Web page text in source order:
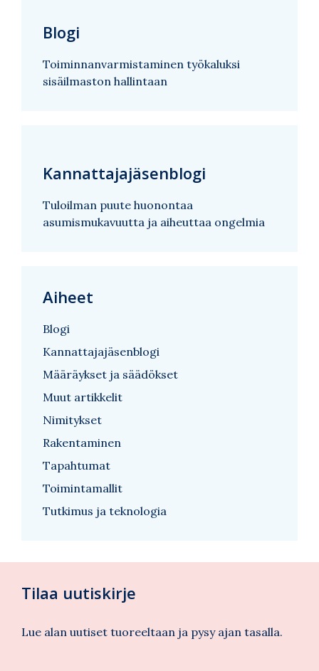
Blogi
Toiminnanvarmistaminen työkaluksi
sisäilmaston hallintaan
Kannattajajäsenblogi
Tuloilman puute huonontaa
asumismukavuutta ja aiheuttaa ongelmia
Aiheet
Blogi
Kannattajajäsenblogi
Määräykset ja säädökset
Muut artikkelit
Nimitykset
Rakentaminen
Tapahtumat
Toimintamallit
Tutkimus ja teknologia
Tilaa uutiskirje
Lue alan uutiset tuoreeltaan ja pysy ajan tasalla.